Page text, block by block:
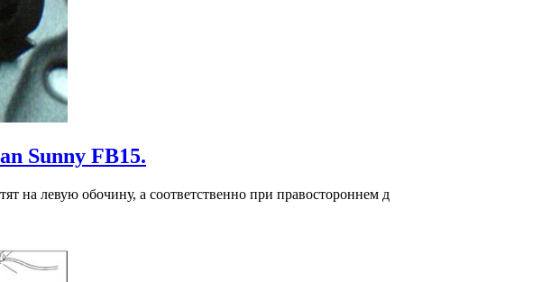
Sunny FB15.
на левую обочину, а соответственно при правостороннем д